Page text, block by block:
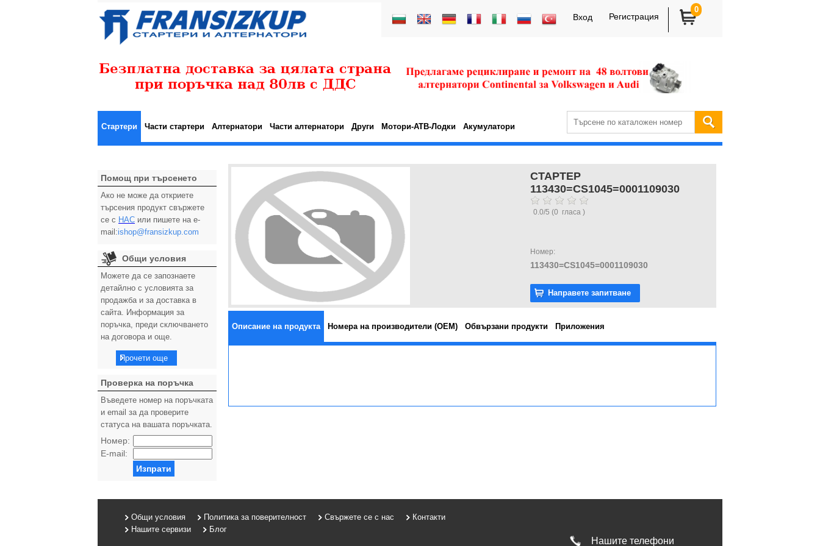
Вход Регистрация
0
Стартери Части стартери Алтернатори Части алтернатори Други Мотори-АТВ-Лодки Акумулатори
Помощ при търсенето
Ако не може да откриете
търсения продукт свържете
се с НАС или пишете на e-
mail:ishop@fransizkup.com
Общи условия
Можете да се запознаете
детайлно с условията за
продажба и за доставка в
сайта. Информация за
поръчка, преди сключването
на договора и още.
Прочети още
Проверка на поръчка
Въведете номер на поръчката
и email за да проверите
статуса на вашата поръчката.
Номер:
E-mail:
Изпрати
СТАРТЕР
113430=CS1045=0001109030
0.0/5 (0 гласа )
Номер:
113430=CS1045=0001109030
Направете запитване
Описание на продукта Номера на производители (OEM) Обвързани продукти Приложения
Общи условия Политика за поверителност Свържете се с нас
Контакти
Нашите сервизи
Блог
Нашите телефони